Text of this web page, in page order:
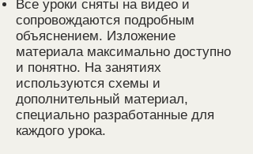
Все уроки сняты на видео и
сопровождаются подробным
объяснением. Изложение
материала максимально доступно
и понятно. На занятиях
используются схемы и
дополнительный материал,
специально разработанные для
каждого урока.